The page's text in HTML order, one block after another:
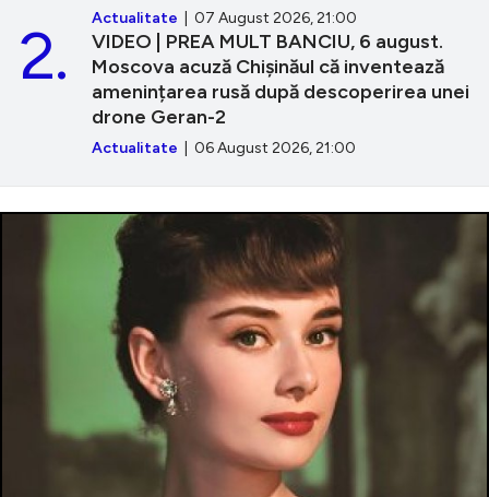
Actualitate | 07 August 2026, 21:00
VIDEO | PREA MULT BANCIU, 6 august.
Moscova acuză Chișinăul că inventează
amenințarea rusă după descoperirea unei
drone Geran-2
Actualitate | 06 August 2026, 21:00
2.